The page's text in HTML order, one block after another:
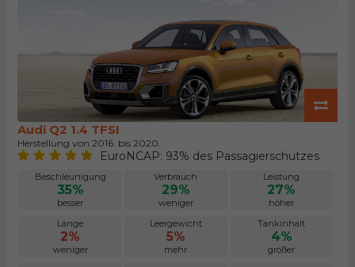
Audi Q2 1.4 TFSI
Herstellung von 2016. bis 2020.
EuroNCAP: 93% des Passagierschutzes
Beschleunigung
35%
besser
Verbrauch
29%
weniger
Leistung
27%
höher
Länge
2%
weniger
Leergewicht
5%
mehr
Tankinhalt
4%
größer